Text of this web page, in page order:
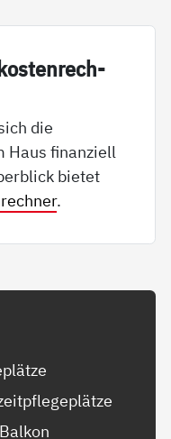
die
Haus finanziell
bietet
.